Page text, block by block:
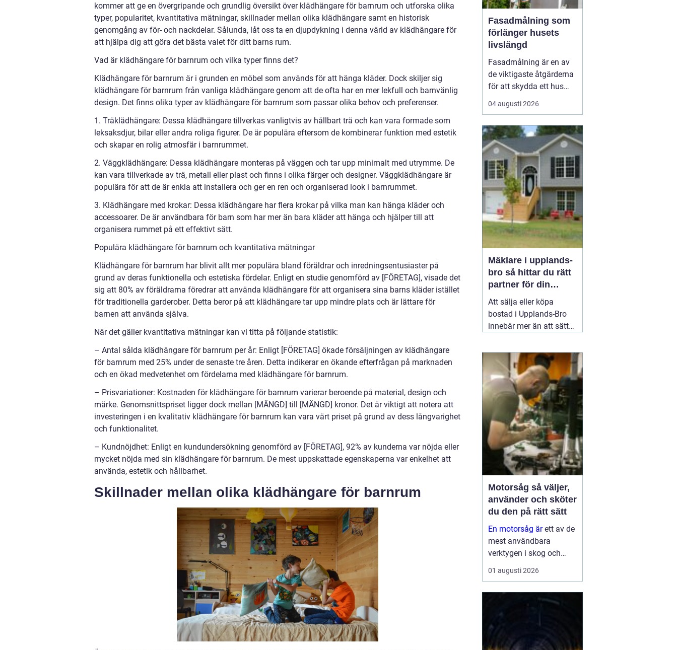
kommer att ge en övergripande och grundlig översikt över klädhängare för barnrum och utforska olika
typer, popularitet, kvantitativa mätningar, skillnader mellan olika klädhängare samt en historisk
genomgång av för- och nackdelar. Sålunda, låt oss ta en djupdykning i denna värld av klädhängare för
att hjälpa dig att göra det bästa valet för ditt barns rum.
Vad är klädhängare för barnrum och vilka typer finns det?
Klädhängare för barnrum är i grunden en möbel som används för att hänga kläder. Dock skiljer sig
klädhängare för barnrum från vanliga klädhängare genom att de ofta har en mer lekfull och barnvänlig
design. Det finns olika typer av klädhängare för barnrum som passar olika behov och preferenser.
1. Träklädhängare: Dessa klädhängare tillverkas vanligtvis av hållbart trä och kan vara formade som
leksaksdjur, bilar eller andra roliga figurer. De är populära eftersom de kombinerar funktion med estetik
och skapar en rolig atmosfär i barnrummet.
2. Väggklädhängare: Dessa klädhängare monteras på väggen och tar upp minimalt med utrymme. De
kan vara tillverkade av trä, metall eller plast och finns i olika färger och designer. Väggklädhängare är
populära för att de är enkla att installera och ger en ren och organiserad look i barnrummet.
3. Klädhängare med krokar: Dessa klädhängare har flera krokar på vilka man kan hänga kläder och
accessoarer. De är användbara för barn som har mer än bara kläder att hänga och hjälper till att
organisera rummet på ett effektivt sätt.
Populära klädhängare för barnrum och kvantitativa mätningar
Klädhängare för barnrum har blivit allt mer populära bland föräldrar och inredningsentusiaster på
grund av deras funktionella och estetiska fördelar. Enligt en studie genomförd av [FÖRETAG], visade det
sig att 80% av föräldrarna föredrar att använda klädhängare för att organisera sina barns kläder istället
för traditionella garderober. Detta beror på att klädhängare tar upp mindre plats och är lättare för
barnen att använda själva.
När det gäller kvantitativa mätningar kan vi titta på följande statistik:
– Antal sålda klädhängare för barnrum per år: Enligt [FÖRETAG] ökade försäljningen av klädhängare
för barnrum med 25% under de senaste tre åren. Detta indikerar en ökande efterfrågan på marknaden
och en ökad medvetenhet om fördelarna med klädhängare för barnrum.
– Prisvariationer: Kostnaden för klädhängare för barnrum varierar beroende på material, design och
märke. Genomsnittspriset ligger dock mellan [MÄNGD] till [MÄNGD] kronor. Det är viktigt att notera att
investeringen i en kvalitativ klädhängare för barnrum kan vara värt priset på grund av dess långvarighet
och funktionalitet.
– Kundnöjdhet: Enligt en kundundersökning genomförd av [FÖRETAG], 92% av kunderna var nöjda eller
mycket nöjda med sin klädhängare för barnrum. De mest uppskattade egenskaperna var enkelhet att
använda, estetik och hållbarhet.
Skillnader mellan olika klädhängare för barnrum
Fasadmålning som
förlänger husets
livslängd
Fasadmålning är en av
de viktigaste åtgärderna
för att skydda ett hus
mot väder, vind och
slitage över tid. Genom
noggrant, välja rätt
färgsystem och utföra
målningsmo...
04 augusti 2026
Mäklare i upplands-
bro så hittar du rätt
partner för din
bostadsaffär
Att sälja eller köpa
bostad i Upplands-Bro
innebär mer än att sätta
annons. Marknaden rör
sig snabbt, varje område
har sina egna
förutsättningar och små
detaljer kan göra stor
skillnad för slutpriset. En
02 augusti 2026
Motorsåg så väljer,
använder och sköter
du den på rätt sätt
En motorsåg ärett av de
mest användbara
verktygen i skog och
trädgård. Den sparar tid,
gör tunga jobb möjliga
avgörande del av både
yrkesliv och fritid.
Samtidigt kräver
verktyget respekt, kun...
01 augusti 2026